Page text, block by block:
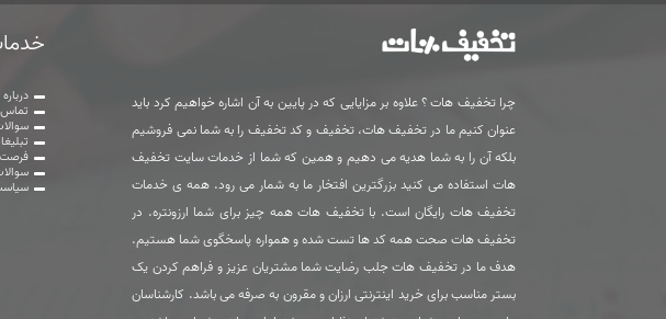
چرا تخفیف هات ؟ علاوه بر مزایایی که در پایین به آن اشاره خواهیم کرد باید
عنوان کنیم ما در تخفیف هات، تخفیف و کد تخفیف را به شما نمی فروشیم
بلکه آن را به شما هدیه می دهیم و همین که شما از خدمات سایت تخفیف
هات استفاده می کنید بزرگترین افتخار ما به شمار می رود. همه ی خدمات
تخفیف هات رایگان است. با تخفیف هات همه چیز برای شما ارزونتره. در
تخفیف هات صحت همه کد ها تست شده و همواره پاسخگوی شما هستیم.
هدف ما در تخفیف هات جلب رضایت شما مشتریان عزیز و فراهم کردن یک
بستر مناسب برای خرید اینترنتی ارزان و مقرون به صرفه می باشد. کارشناسان
تماس